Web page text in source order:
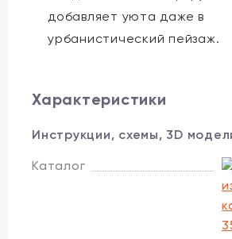
добавляет уюта даже в
урбанистический пейзаж.
Характеристики
Инструкции, схемы, 3D
Каталог